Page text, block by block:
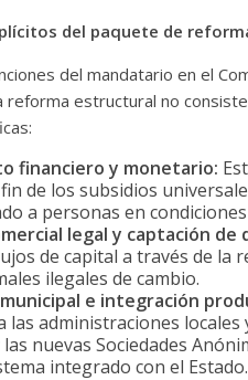
del paquete de
del mandatario en el
reforma estructural no
financiero y monetario:
de los subsidios
a personas en
legal y captación de
de capital a través de la
ilegales de cambio.
e integración
las administraciones
nuevas Sociedades
integrado con el Estado.